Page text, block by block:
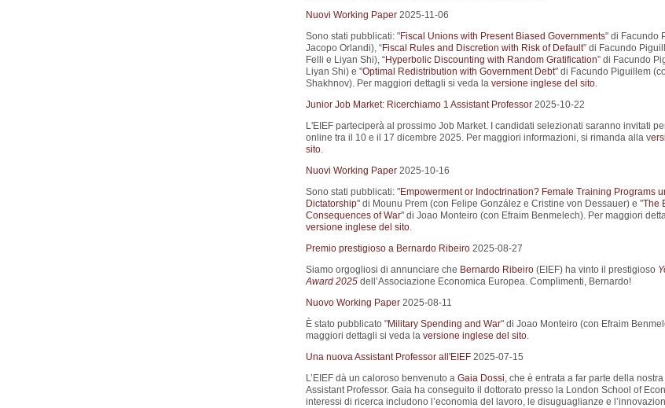
Nuovi Working Paper 2025-11-06
Sono stati pubblicati: "Fiscal Unions with Present Biased Governments" di Facundo
Jacopo Orlandi), “Fiscal Rules and Discretion with Risk of Default” di Facundo
Felli e Liyan Shi), “Hyperbolic Discounting with Random Gratification” di Facundo
Liyan Shi) e "Optimal Redistribution with Government Debt" di Facundo Piguillem
Shakhnov). Per maggiori dettagli si veda la versione inglese del sito.
Junior Job Market: Ricerchiamo 1 Assistant Professor 2025-10-22
L'EIEF parteciperà al prossimo Job Market. I candidati selezionati saranno invitati
online tra il 10 e il 17 dicembre 2025. Per maggiori informazioni, si rimanda alla v
sito.
Nuovi Working Paper 2025-10-16
Sono stati pubblicati: "Empowerment or Indoctrination? Female Training Programs
Dictatorship" di Mounu Prem (con Felipe González e Cristine von Dessauer) e "The
Consequences of War" di Joao Monteiro (con Efraim Benmelech). Per maggiori
versione inglese del sito.
Premio prestigioso a Bernardo Ribeiro 2025-08-27
Siamo orgogliosi di annunciare che Bernardo Ribeiro(EIEF) ha vinto il prestigioso
Award 2025dell’Associazione Economica Europea. Complimenti, Bernardo!
Nuovo Working Paper 2025-08-11
È stato pubblicato "Military Spending and War" di Joao Monteiro (con Efraim
maggiori dettagli si veda la versione inglese del sito.
Una nuova Assistant Professor all'EIEF 2025-07-15
L’EIEF dà un caloroso benvenuto a Gaia Dossi, che è entrata a far parte della
Assistant Professor. Gaia ha conseguito il dottorato presso la London School of
interessi di ricerca includono l’economia del lavoro, le disuguaglianze e